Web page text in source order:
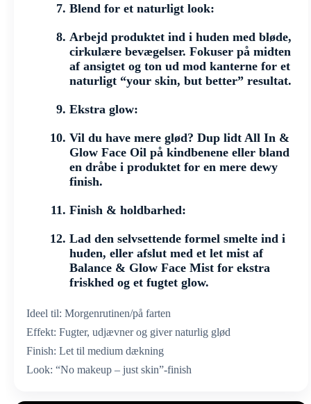
Blend for et naturligt look:
Arbejd produktet ind i huden med bløde,
cirkulære bevægelser. Fokuser på midten
af ansigtet og ton ud mod kanterne for et
naturligt “your skin, but better” resultat.
Ekstra glow:
Vil du have mere glød? Dup lidt All In &
Glow Face Oil på kindbenene eller bland
en dråbe i produktet for en mere dewy
finish.
Finish & holdbarhed:
Lad den selvsettende formel smelte ind i
huden, eller afslut med et let mist af
Balance & Glow Face Mist for ekstra
friskhed og et fugtet glow.
Ideel til: Morgenrutinen/på farten
Effekt: Fugter, udjævner og giver naturlig glød
Finish: Let til medium dækning
Look: “No makeup – just skin”-finish